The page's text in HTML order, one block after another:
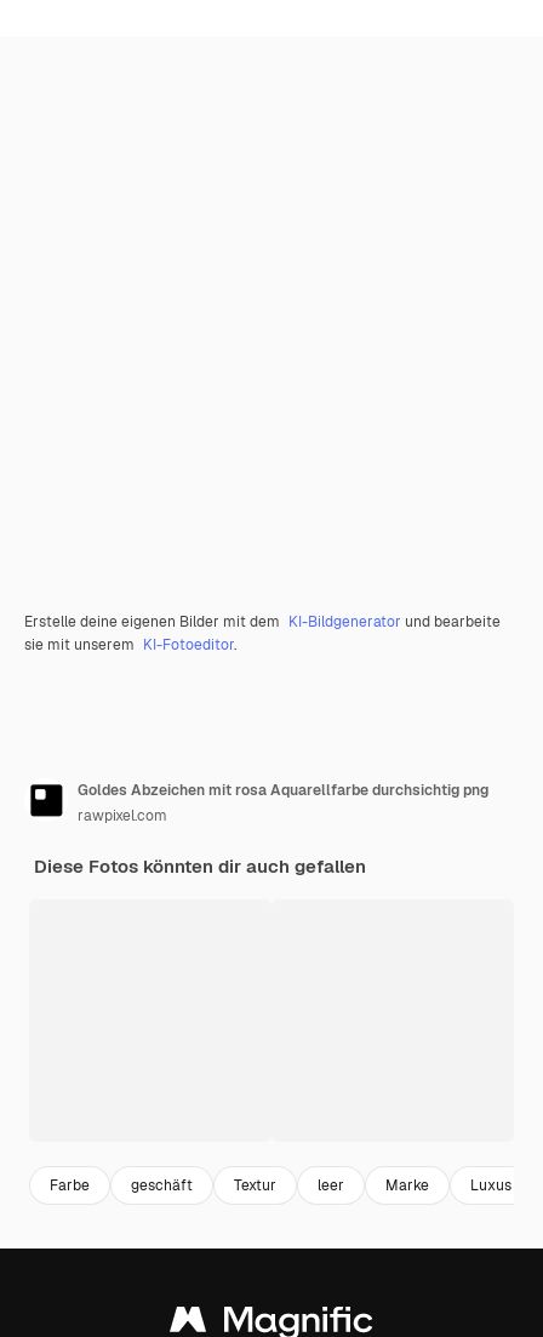
Erstelle deine eigenen Bilder mit dem KI-Bildgenerator und bearbeite
sie mit unserem KI-Fotoeditor.
Goldes Abzeichen mit rosa Aquarellfarbe durchsichtig png
rawpixel.com
Diese Fotos könnten dir auch gefallen
Farbe geschäft Textur leer Marke Luxus